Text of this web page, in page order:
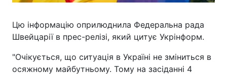
Цю інформацію оприлюднила Федеральна рада
Швейцарії в прес-релізі, який цитує Укрінформ.
"Очікується, що ситуація в Україні не зміниться в
осяжному майбутньому. Тому на засіданні 4